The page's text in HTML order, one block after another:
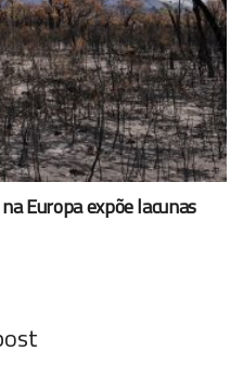
Europa expõe lacunas